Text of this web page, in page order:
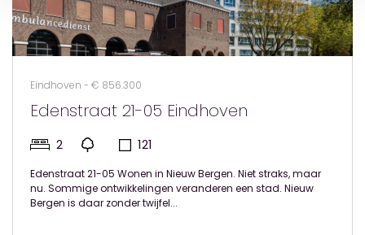
Eindhoven - € 856.300
Edenstraat 21-05 Eindhoven
2 121
Edenstraat 21-05 Wonen in Nieuw Bergen. Niet straks, maar
nu. Sommige ontwikkelingen veranderen een stad. Nieuw
Bergen is daar zonder twijfel...